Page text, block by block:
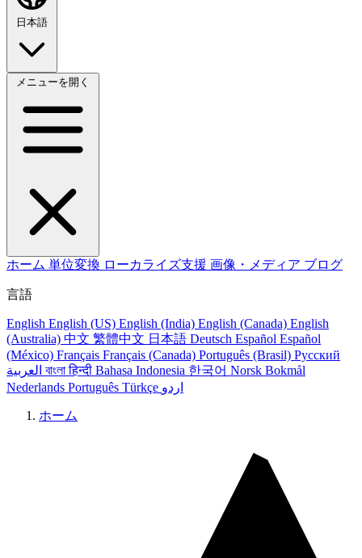
日本語
メニューを開く
ホーム 単位変換 ローカライズ支援 画像・メディア ブログ
言語
English English (US) English (India) English (Canada) English
(Australia) 中文 繁體中文 日本語 Deutsch Español Español
(México) Français Français (Canada) Português (Brasil) Русский
বাংলাहिन्दी Bahasa Indonesia 한국어 Norsk Bokmål
Nederlands Português Türkçe اردو
ホーム